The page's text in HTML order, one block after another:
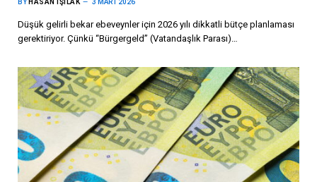
BY HASAN IŞILAK 3 MART 2026
Düşük gelirli bekar ebeveynler için 2026 yılı dikkatli bütçe planlaması
gerektiriyor. Çünkü “Bürgergeld” (Vatandaşlık Parası)…